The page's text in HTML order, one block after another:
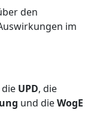
den
im
UPD, die
und dieWogE